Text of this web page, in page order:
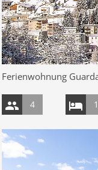
Ferienwohnung
4 1